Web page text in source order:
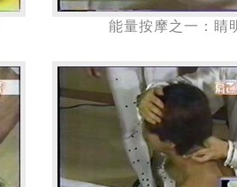
能量按摩之一：睛